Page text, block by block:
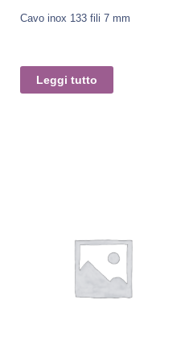
Cavo inox 133 fili 7 mm
Leggi tutto